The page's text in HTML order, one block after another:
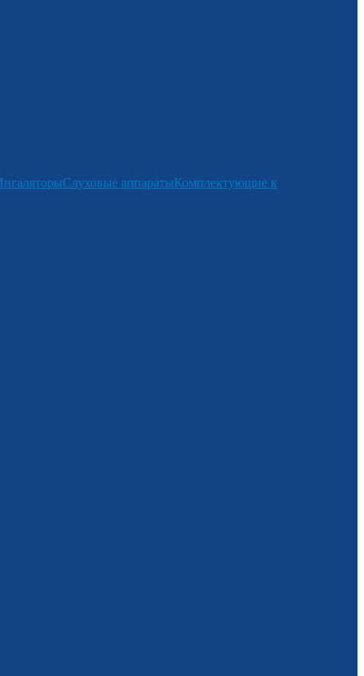
Слуховые аппаратыКомплектующие к